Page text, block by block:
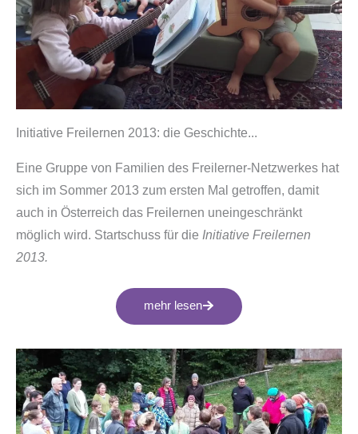
Initiative Freilernen 2013: die Geschichte...
Eine Gruppe von Familien des Freilerner-Netzwerkes hat
sich im Sommer 2013 zum ersten Mal getroffen, damit
auch in Österreich das Freilernen uneingeschränkt
möglich wird. Startschuss für die Initiative Freilernen
2013.
mehr lesen